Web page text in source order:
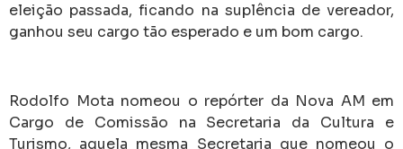
eleição passada, ficando na suplência de vereador,
ganhou seu cargo tão esperado e um bom cargo.
Rodolfo Mota nomeou o repórter da Nova AM em
Cargo de Comissão na Secretaria da Cultura e
Turismo, aquela mesma Secretaria que nomeou o